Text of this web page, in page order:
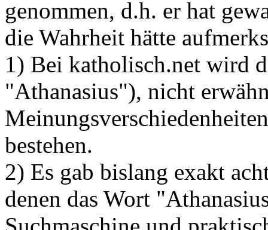
genommen, d.h. er hat
die Wahrheit hätte
1) Bei katholisch.net wird
"Athanasius"), nicht
bestehen.
2) Es gab bislang exakt
denen das Wort